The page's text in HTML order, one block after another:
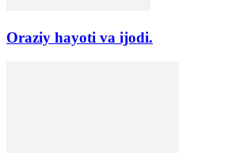
Oraziy hayoti va ijodi.